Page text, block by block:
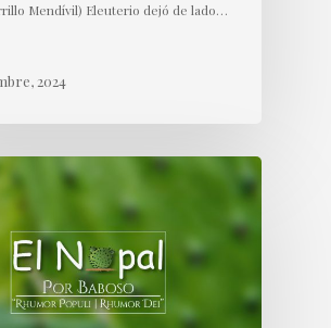
Mendívil) Eleuterio dejó de lado…
2024